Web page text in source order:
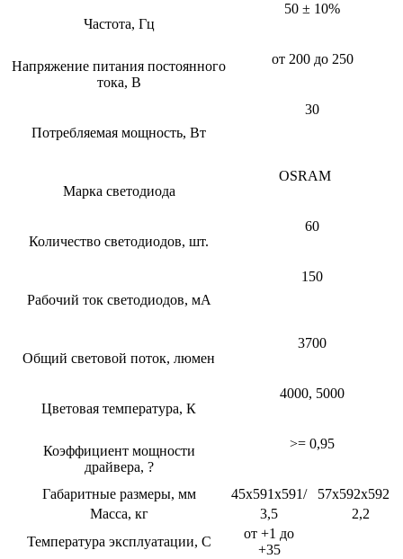
Частота, Гц
50 ± 10%
Напряжение питания постоянного
тока, В
от 200 до 250
Потребляемая мощность, Вт
30
Марка светодиода
OSRAM
Количество светодиодов, шт.
60
Рабочий ток светодиодов, мА
150
Общий световой поток, люмен
3700
Цветовая температура, К
4000, 5000
Коэффициент мощности
драйвера, ?
>= 0,95
Габаритные размеры, мм 45x591x591/
57х592х592
Масса, кг
3,5
2,2
Температура эксплуатации, С
от +1 до
+35